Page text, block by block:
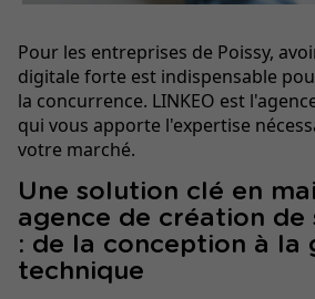
Pour les entreprises de Poissy,
digitale forte est indispensable
la concurrence. LINKEO est
qui vous apporte l'expertise
votre marché.
Une solution clé en
agence de création de
: de la conception à la
technique